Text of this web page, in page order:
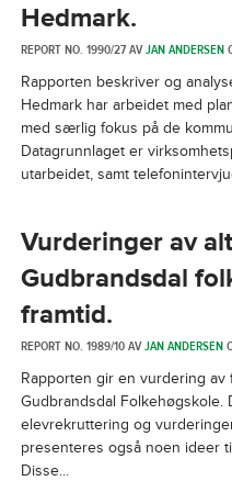
Hedmark.
REPORT NO. 1990/27 AVJAN ANDERSEN
Rapporten beskriver og
Hedmark har arbeidet med
med særlig fokus på de
Datagrunnlaget er
utarbeidet, samt
Vurderinger av
Gudbrandsdal
framtid.
REPORT NO. 1989/10 AVJAN ANDERSEN
Rapporten gir en vurdering
Gudbrandsdal Folkehøgskole.
elevrekruttering og
presenteres også noen ideer
Disse...